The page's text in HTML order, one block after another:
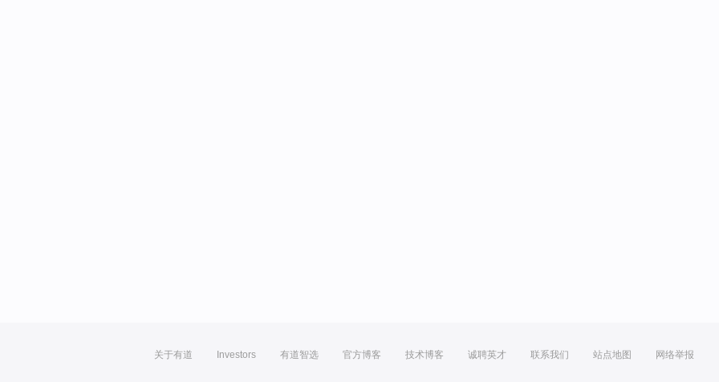
关于有道 Investors 有道智选 官方博客 技术博客 诚聘英才 联系我们 站点地图 网络举报